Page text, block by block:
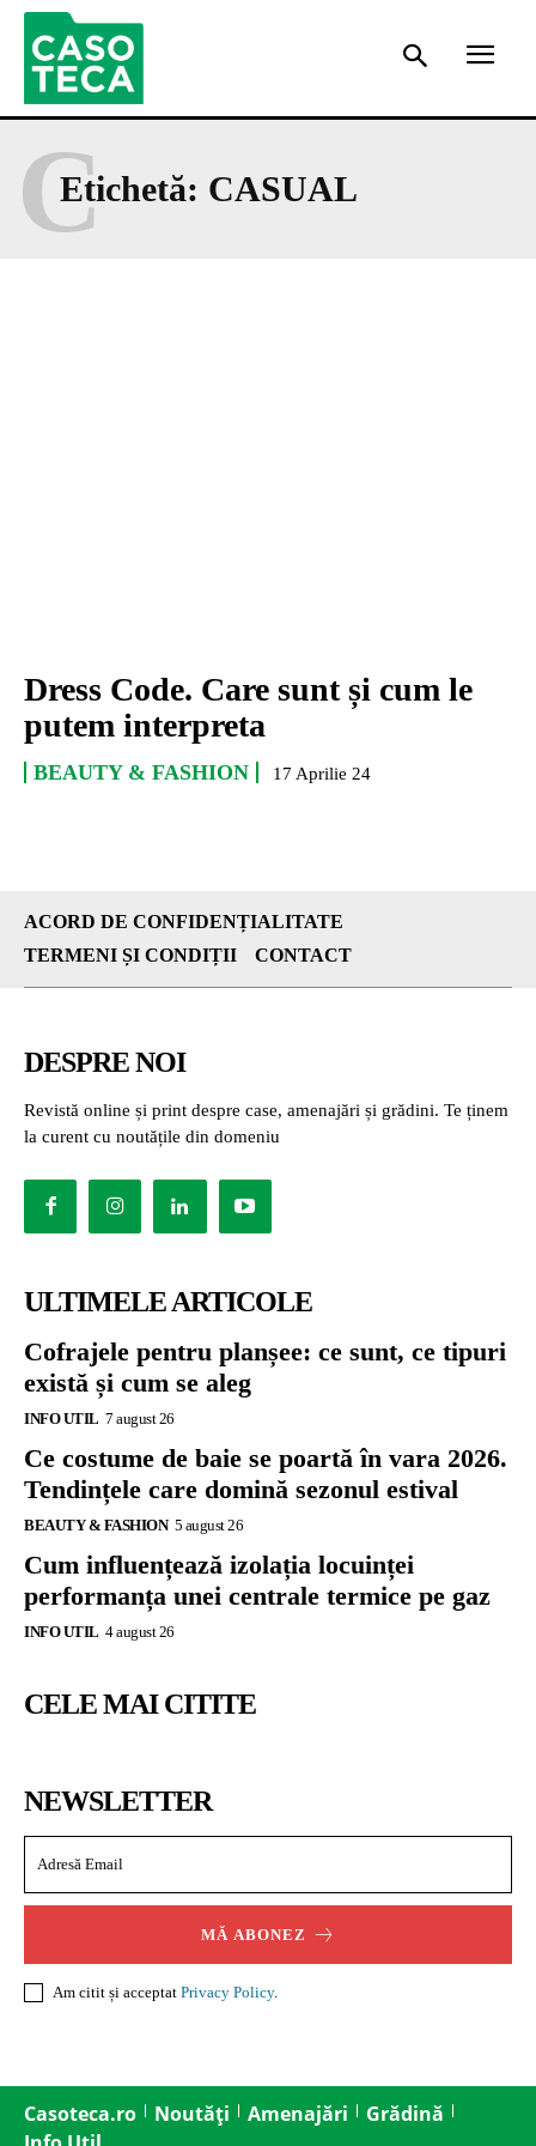
Etichetă: CASUAL
C
Dress Code. Care sunt și cum le
putem interpreta
BEAUTY & FASHION 17 Aprilie 24
ACORD DE CONFIDENȚIALITATE
TERMENI ȘI CONDIȚII
CONTACT
DESPRE NOI
Revistă online și print despre case, amenajări și grădini. Te ținem
la curent cu noutățile din domeniu
ULTIMELE ARTICOLE
Cofrajele pentru planșee: ce sunt, ce tipuri
există și cum se aleg
INFO UTIL 7 august 26
Ce costume de baie se poartă în vara 2026.
Tendințele care domină sezonul estival
BEAUTY & FASHION 5 august 26
Cum influențează izolația locuinței
performanța unei centrale termice pe gaz
INFO UTIL 4 august 26
CELE MAI CITITE
NEWSLETTER
MĂ ABONEZ
Am citit și acceptat Privacy Policy.
Casoteca.ro Noutăți Amenajări
Grădină